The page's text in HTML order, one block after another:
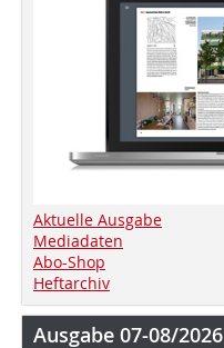
Aktuelle Ausgabe
Mediadaten
Abo-Shop
Heftarchiv
Ausgabe 07-08/2026